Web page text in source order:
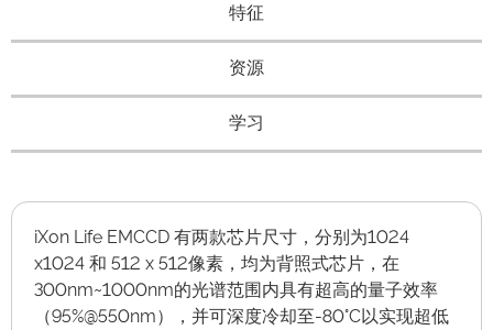
特征
资源
学习
iXon Life EMCCD 有两款芯片尺寸，分别为1024
x1024 和 512 x 512像素，均为背照式芯片，在
300nm~1000nm的光谱范围内具有超高的量子效率
（95%@550nm），并可深度冷却至-80°C以实现超低